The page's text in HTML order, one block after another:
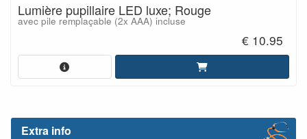
Extra info
Lumière pupillaire LED luxe; Rouge
avec pile remplaçable (2x AAA) incluse
€ 10.95